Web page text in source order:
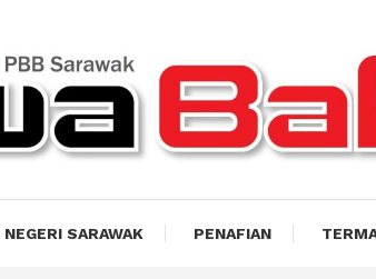
SARAWAK PENAFIAN